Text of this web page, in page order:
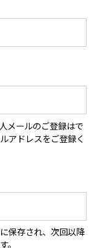
メールのご登録はで
アドレスをご登録く
保存され、次回以降
。